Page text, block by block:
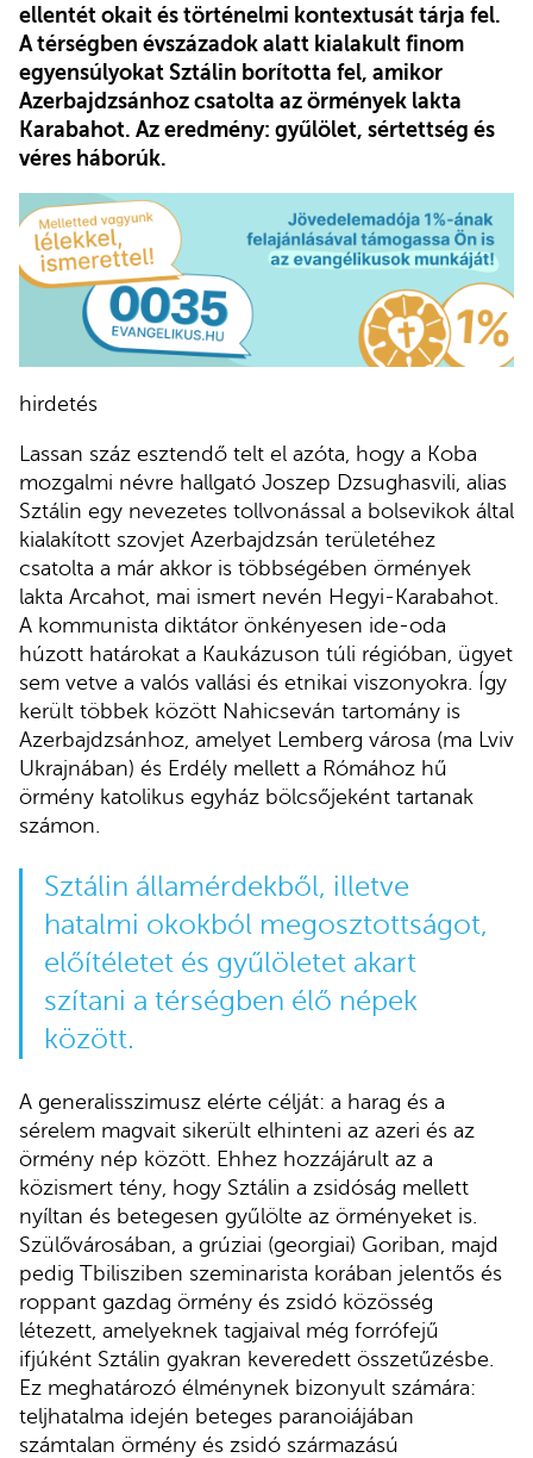
ellentét okait és történelmi kontextusát tárja fel.
A térségben évszázadok alatt kialakult finom
egyensúlyokat Sztálin borította fel, amikor
Azerbajdzsánhoz csatolta az örmények lakta
Karabahot. Az eredmény: gyűlölet, sértettség és
véres háborúk.
hirdetés
Lassan száz esztendő telt el azóta, hogy a Koba
mozgalmi névre hallgató Joszep Dzsughasvili, alias
Sztálin egy nevezetes tollvonással a bolsevikok által
kialakított szovjet Azerbajdzsán területéhez
csatolta a már akkor is többségében örmények
lakta Arcahot, mai ismert nevén Hegyi-Karabahot.
A kommunista diktátor önkényesen ide-oda
húzott határokat a Kaukázuson túli régióban, ügyet
sem vetve a valós vallási és etnikai viszonyokra. Így
került többek között Nahicseván tartomány is
Azerbajdzsánhoz, amelyet Lemberg városa (ma Lviv
Ukrajnában) és Erdély mellett a Rómához hű
örmény katolikus egyház bölcsőjeként tartanak
számon.
Sztálin államérdekből, illetve
hatalmi okokból megosztottságot,
előítéletet és gyűlöletet akart
szítani a térségben élő népek
között.
A generalisszimusz elérte célját: a harag és a
sérelem magvait sikerült elhinteni az azeri és az
örmény nép között. Ehhez hozzájárult az a
közismert tény, hogy Sztálin a zsidóság mellett
nyíltan és betegesen gyűlölte az örményeket is.
Szülővárosában, a grúziai (georgiai) Goriban, majd
pedig Tbilisziben szeminarista korában jelentős és
roppant gazdag örmény és zsidó közösség
létezett, amelyeknek tagjaival még forrófejű
ifjúként Sztálin gyakran keveredett összetűzésbe.
Ez meghatározó élménynek bizonyult számára:
teljhatalma idején beteges paranoiájában
számtalan örmény és zsidó származású